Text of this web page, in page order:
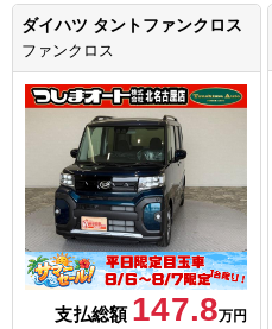
ダイハツ タントファンクロス
ファンクロス
支払総額 147.8万円